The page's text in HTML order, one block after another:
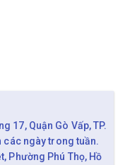
17, Quận Gò Vấp, TP.
các ngày trong tuần.
Phường Phú Thọ, Hồ